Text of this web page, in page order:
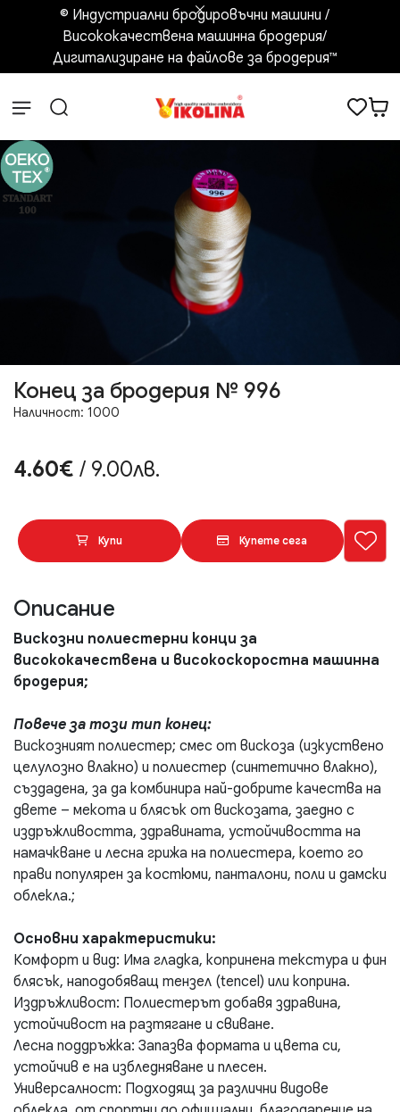
© Индустриални бродировъчни машини /
Висококачествена машинна бродерия/
Дигитализиране на файлове за бродерия™️
Конец за бродерия № 996
Наличност: 1000
4.60€ / 9.00лв.
Купи Купете сега
Описание
Вискозни полиестерни конци за
висококачествена и високоскоростна машинна
бродерия;
Повече за този тип конец:
Вискозният полиестер; смес от вискоза (изкуствено
целулозно влакно) и полиестер (синтетично влакно),
създадена, за да комбинира най-добрите качества на
двете – мекота и блясък от вискозата, заедно с
издръжливостта, здравината, устойчивостта на
намачкване и лесна грижа на полиестера, което го
прави популярен за костюми, панталони, поли и дамски
облекла.;
Основни характеристики:
Комфорт и вид: Има гладка, копринена текстура и фин
блясък, наподобяващ тензел (tencel) или коприна.
Издръжливост: Полиестерът добавя здравина,
устойчивост на разтягане и свиване.
Лесна поддръжка: Запазва формата и цвета си,
устойчив е на избледняване и плесен.
Универсалност: Подходящ за различни видове